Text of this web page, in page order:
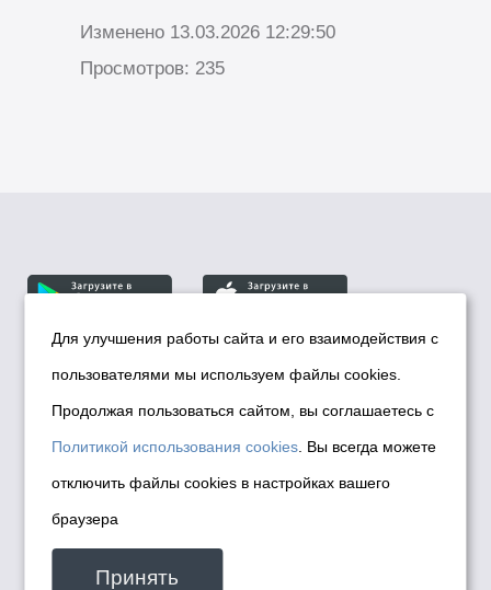
Изменено 13.03.2026 12:29:50
Просмотров: 235
© Департамент информационной политики мэрии
города Новосибирска, 2026
Политика использования Cookies
Политика по обработке персональных
данных в информационных системах
мэрии города Новосибирска
malinchukvl@mail.ru
Для улучшения работы сайта и его взаимодействия с
пользователями мы используем файлы cookies.
Продолжая пользоваться сайтом, вы соглашаетесь с
Политикой использования cookies . Вы всегда можете
отключить файлы cookies в настройках вашего
браузера
Принять